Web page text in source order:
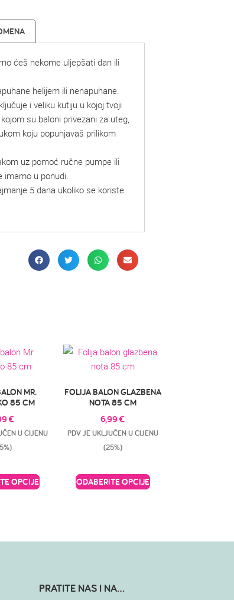
ćeš nekome uljepšati dan ili
helijem ili nenapuhane.
i veliku kutiju u kojoj tvoji
su baloni privezani za uteg,
koju popunjavaš prilikom
uz pomoć ručne pumpe ili
imamo u ponudi.
5 dana ukoliko se koriste
MR.
85 CM
€
U CIJENU
OPCIJE
FOLIJA BALON GLAZBENA
NOTA 85 CM
6,99€
PDV JE UKLJUČEN U CIJENU
(25%)
ODABERITE OPCIJE
PRATITE NAS I NA...